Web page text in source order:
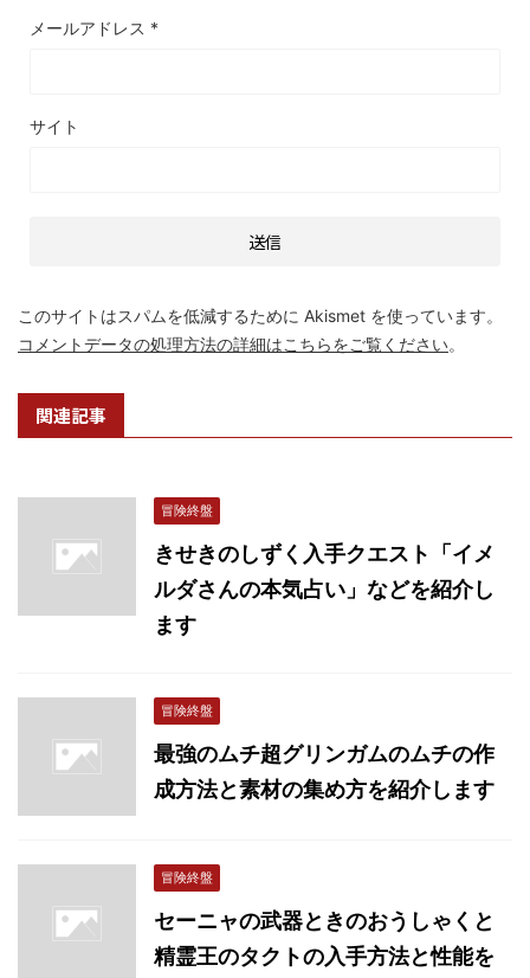
メールアドレス *
サイト
このサイトはスパムを低減するために Akismet を使っています。
コメントデータの処理方法の詳細はこちらをご覧ください。
関連記事
冒険終盤
きせきのしずく入手クエスト「イメ
ルダさんの本気占い」などを紹介し
ます
冒険終盤
最強のムチ超グリンガムのムチの作
成方法と素材の集め方を紹介します
冒険終盤
セーニャの武器ときのおうしゃくと
精霊王のタクトの入手方法と性能を